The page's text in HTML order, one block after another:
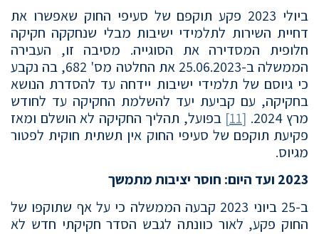
ביולי 2023 פקע תוקפם של סעיפי החוק שאפשרו את
דחיית השירות לתלמידי ישיבות מבלי שנחקקה חקיקה
חלופית המסדירה את הסוגייה. מסיבה זו, העבירה
הממשלה ב-25.06.2023 את החלטה מס' 682, בה נקבע
כי גיוסם של תלמידי ישיבות יידחה עד להסדרת הנושא
בחקיקה, עם קביעת יעד להשלמת החקיקה עד לחודש
מרץ 2024.
[11]
בפועל, תהליך החקיקה לא הושלם ומאז
פקיעת תוקפם של סעיפי החוק אין תשתית חוקית לפטור
מגיוס.
2023 ועד היום: חוסר יציבות מתמשך
ב-25 ביוני 2023 קבעה הממשלה כי על אף שתוקפו של
החוק פקע, לאור כוונתה לגבש הסדר חקיקתי חדש לא